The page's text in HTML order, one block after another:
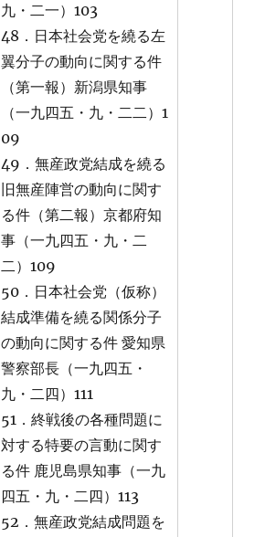
九・二一）103
48．日本社会党を繞る左
翼分子の動向に関する件
（第一報）新潟県知事
（一九四五・九・二二）1
09
49．無産政党結成を繞る
旧無産陣営の動向に関す
る件（第二報）京都府知
事（一九四五・九・二
二）109
50．日本社会党（仮称）
結成準備を繞る関係分子
の動向に関する件 愛知県
警察部長（一九四五・
九・二四）111
51．終戦後の各種問題に
対する特要の言動に関す
る件 鹿児島県知事（一九
四五・九・二四）113
52．無産政党結成問題を